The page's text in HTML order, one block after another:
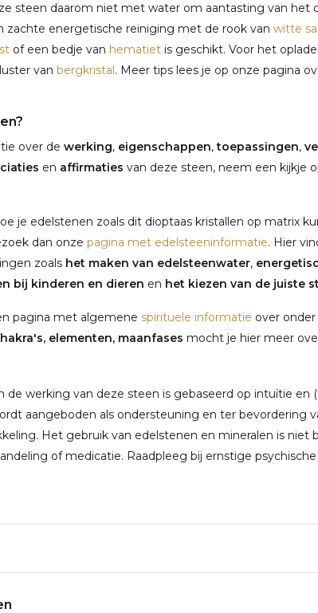
steen daarom niet met water om aantasting van het
zachte energetische reiniging met de rook van witte
of een bedje van hematiet is geschikt. Voor het
van bergkristal. Meer tips lees je op onze pagina
over de werking, eigenschappen,toepassingen,
en affirmaties van deze steen, neem een kijkje
je edelstenen zoals dit dioptaas kristallen op matrix
dan onze pagina met edelsteeninformatie. Hier
zoals het maken van edelsteenwater,
bij kinderen en dieren en het kiezen van de juiste
pagina met algemene spirituele informatie over
elementen, maanfases mocht je hier meer
de werking van deze steen is gebaseerd op intuïtie en
aangeboden als ondersteuning en ter bevordering
Het gebruik van edelstenen en mineralen is niet
of medicatie. Raadpleeg bij ernstige